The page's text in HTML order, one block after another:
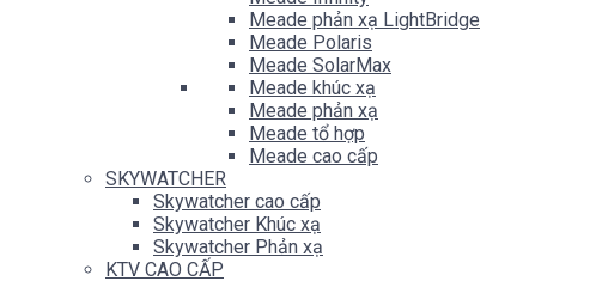
Meade phản xạ LightBridge
Meade Polaris
Meade SolarMax
Meade khúc xạ
Meade phản xạ
Meade tổ hợp
Meade cao cấp
SKYWATCHER
Skywatcher cao cấp
Skywatcher Khúc xạ
Skywatcher Phản xạ
KTV CAO CẤP